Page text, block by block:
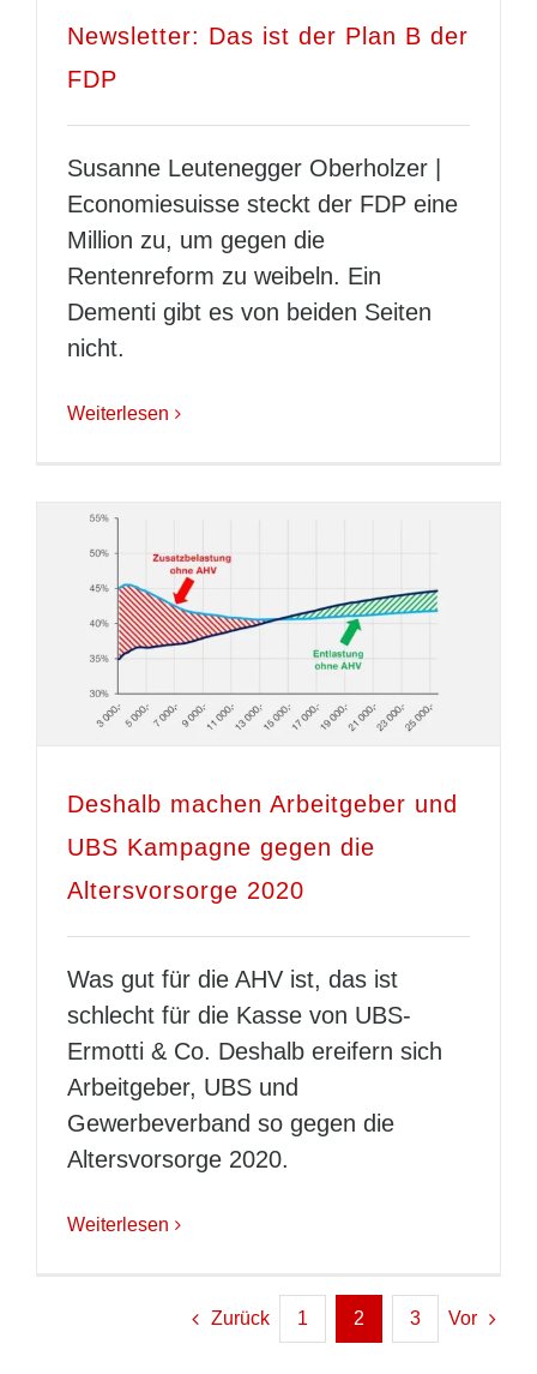
Newsletter: Das ist der Plan B der
FDP
Susanne Leutenegger Oberholzer |
Economiesuisse steckt der FDP eine
Million zu, um gegen die
Rentenreform zu weibeln. Ein
Dementi gibt es von beiden Seiten
nicht.
Weiterlesen
Deshalb machen Arbeitgeber und
UBS Kampagne gegen die
Altersvorsorge 2020
Was gut für die AHV ist, das ist
schlecht für die Kasse von UBS-
Ermotti & Co. Deshalb ereifern sich
Arbeitgeber, UBS und
Gewerbeverband so gegen die
Altersvorsorge 2020.
Weiterlesen
Zurück 1 2 3 Vor